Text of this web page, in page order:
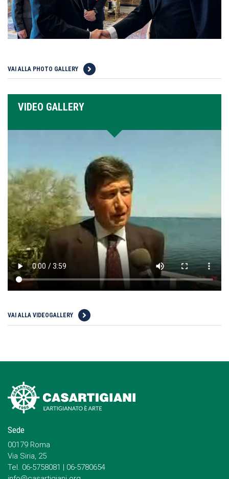
VAI ALLA PHOTO GALLERY
VIDEO GALLERY
VAI ALLA VIDEOGALLERY
Sede
00179 Roma
Via Siria, 25
Tel. 06-5758081 | 06-5780654